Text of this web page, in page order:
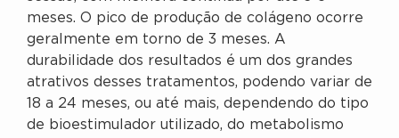
meses. O pico de produção de colágeno ocorre
geralmente em torno de 3 meses. A
durabilidade dos resultados é um dos grandes
atrativos desses tratamentos, podendo variar de
18 a 24 meses, ou até mais, dependendo do tipo
de bioestimulador utilizado, do metabolismo